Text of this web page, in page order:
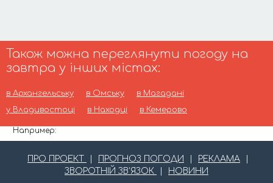
Також можна переглянути погоду на
завтра у інших містах:
в Архангельську в Омську
в Магадані
у Владивостоці
в Находці в Кемерово
Например:
ПРО ПРОЕКТ ПРОГНОЗ ПОГОДИ РЕКЛАМА
ЗВОРОТНІЙ ЗВ'ЯЗОК
НОВИНИ